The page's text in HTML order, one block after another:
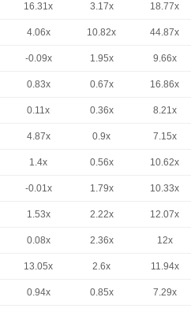
16.31x 3.17x 18.77x
4.06x 10.82x 44.87x
-0.09x 1.95x 9.66x
0.83x 0.67x 16.86x
0.11x 0.36x 8.21x
4.87x 0.9x 7.15x
1.4x 0.56x 10.62x
-0.01x 1.79x 10.33x
1.53x 2.22x 12.07x
0.08x 2.36x 12x
13.05x 2.6x 11.94x
0.94x 0.85x 7.29x